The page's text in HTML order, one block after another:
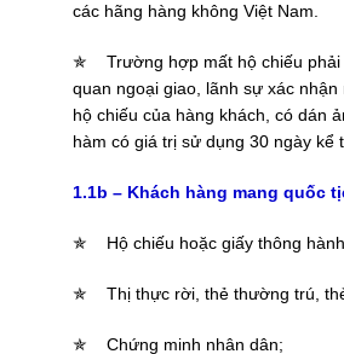
các hãng hàng không Việt Nam.
✯ Trường hợp mất hộ chiếu
quan ngoại giao, lãnh sự xác
hộ chiếu của hàng khách, có dán
hàm có giá trị sử dụng 30 ngày kể
1.1b – Khách hàng mang quốc
✯ Hộ chiếu hoặc giấy thông
✯ Thị thực rời, thẻ thường trú,
✯ Chứng minh nhân dân;